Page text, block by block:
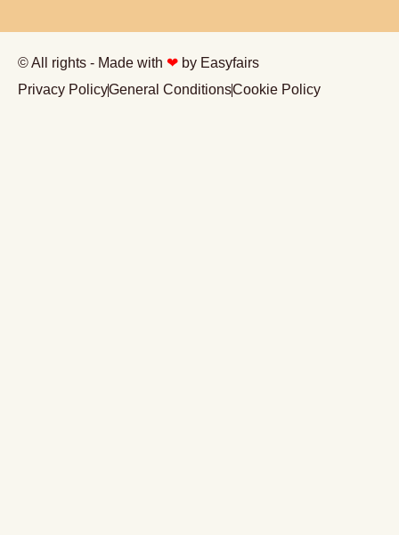
© All rights - Made with ❤ by Easyfairs
Privacy PolicyGeneral ConditionsCookie Policy